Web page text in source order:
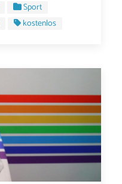
Sport
kostenlos